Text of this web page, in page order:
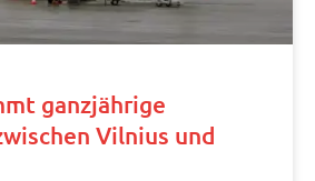
ganzjährige
Vilnius und